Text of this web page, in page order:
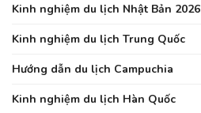
Kinh nghiệm du lịch Nhật Bản 2026
Kinh nghiệm du lịch Trung Quốc
Hướng dẫn du lịch Campuchia
Kinh nghiệm du lịch Hàn Quốc